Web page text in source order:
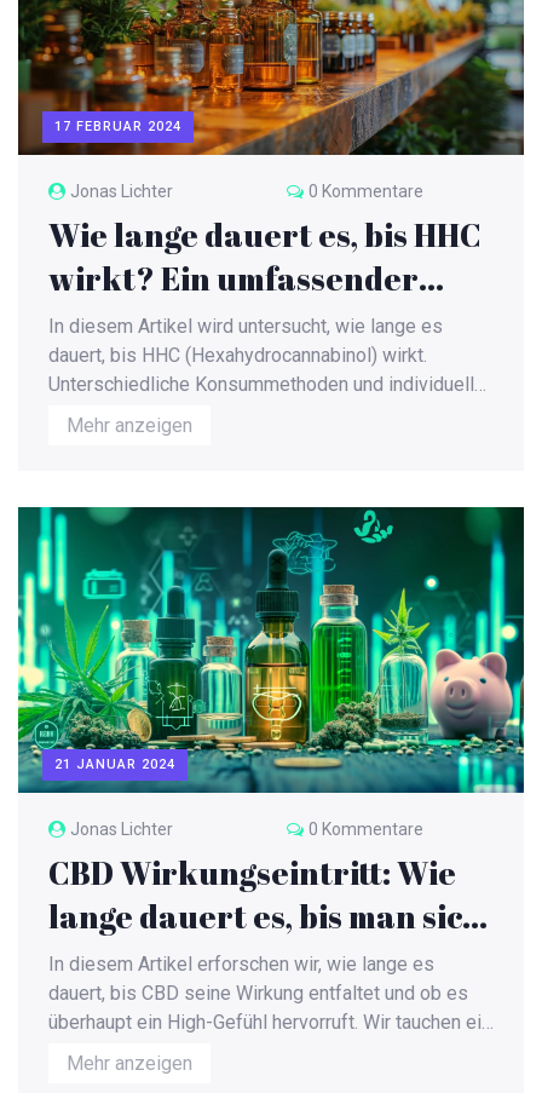
17 FEBRUAR 2024
Jonas Lichter 0 Kommentare
Wie lange dauert es, bis HHC
wirkt? Ein umfassender
Leitfaden
In diesem Artikel wird untersucht, wie lange es
dauert, bis HHC (Hexahydrocannabinol) wirkt.
Unterschiedliche Konsummethoden und individuelle
Faktoren, die die Aufnahme und Wirkungsdauer
beeinflussen, werden beleuchtet. Praktische Tipps
Überblick für interessierte Leser.
Mehr anzeigen
21 JANUAR 2024
Jonas Lichter 0 Kommentare
CBD Wirkungseintritt: Wie
lange dauert es, bis man sich
high fühlt?
In diesem Artikel erforschen wir, wie lange es
dauert, bis CBD seine Wirkung entfaltet und ob es
überhaupt ein High-Gefühl hervorruft. Wir tauchen ein
in die Welt der Cannabinoide, untersuchen
verschiedene Konsummethoden und deren Einfluss
Mehr anzeigen